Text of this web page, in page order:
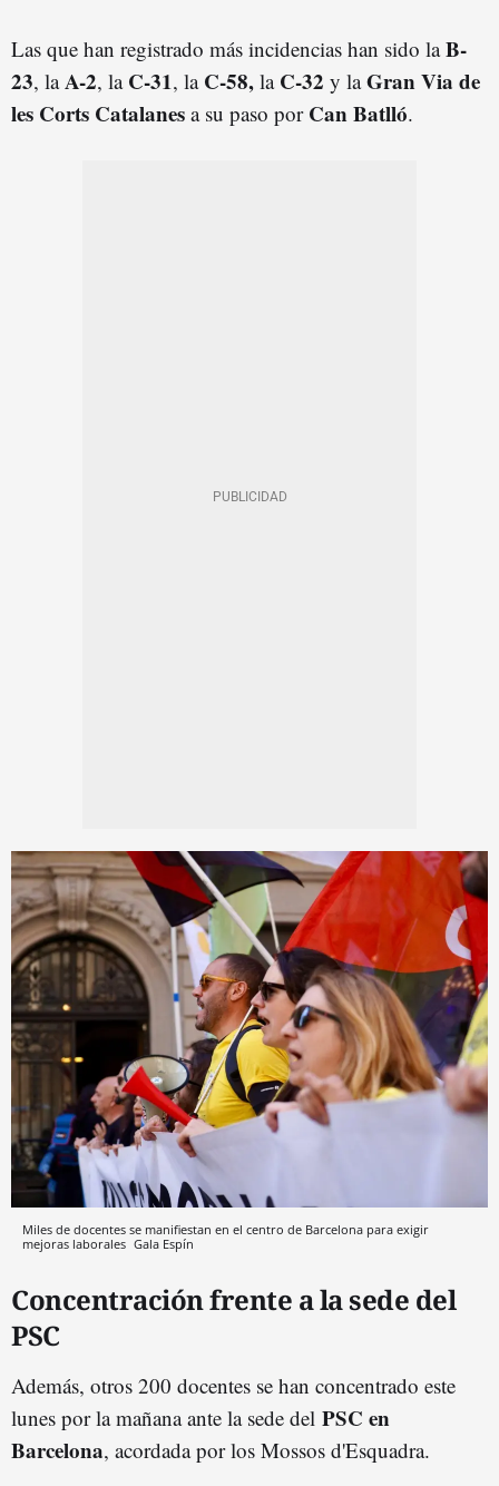
Las que han registrado más incidencias han sido laB-
23, laA-2, la C-31, la C-58, laC-32 y laGran Via de
les Corts Catalanes a su paso por Can Batlló.
Miles de docentes se manifiestan en el centro de Barcelona para exigir
mejoras laborales Gala Espín
Concentración frente a la sede del
PSC
Además, otros 200 docentes se han concentrado este
lunes por la mañana ante la sede del PSC en
Barcelona, acordada por los Mossos d'Esquadra.